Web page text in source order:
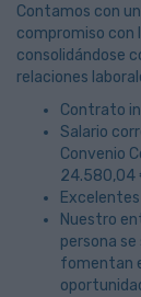
Contamos con
compromiso con
consolidándose
relaciones
Contrato
Salario
Convenio
24.580,04
Nuestro
persona
fomentan